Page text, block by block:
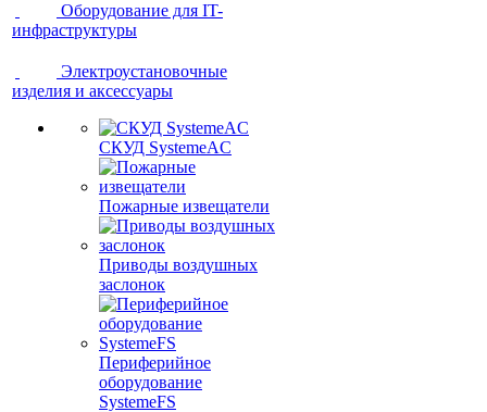
Оборудование для IT-
инфраструктуры
Электроустановочные
изделия и аксессуары
СКУД SystemeAC
Пожарные извещатели
Приводы воздушных
заслонок
Периферийное
оборудование
SystemeFS